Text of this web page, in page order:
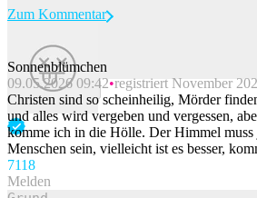
Beitrag melden
Zum Kommentar
Sonnenblümchen
09.05.2026 09:42 registriert November
Christen sind so scheinheilig, Mörder
und alles wird vergeben und vergessen,
komme ich in die Hölle. Der Himmel
Menschen sein, vielleicht ist es besser,
7118
Melden